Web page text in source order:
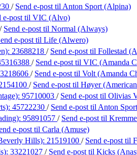
/ Send e-post til Anton Sport (Alpina)
e-post til VIC (Alvo)
/ Send e-post til Normal (Always)
e-post til Life (Alwero)
23688218 / Send e-post til Follestad
/ Send e-post til VIC (Amanda
/ Send e-post til Volt (Amanda
/ Send e-post til Høyer
95710003 / Send e-post til Olivias
45722230 / Send e-post til Anton
95891057 / Send e-post til
e-post til Carla (Amuse)
Hills): 21519100 / Send e-post til
33221027 / Send e-post til Kicks